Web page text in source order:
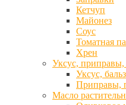
Кетчуп
Майонез
Соус
Томатная
Хрен
Уксус,
Уксус,
Приправы,
Масло